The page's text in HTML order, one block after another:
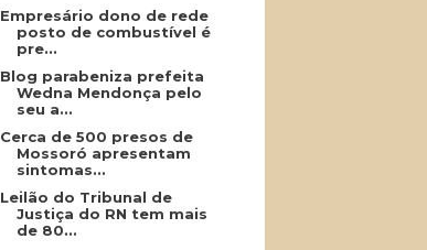
Empresário dono de rede
posto de combustível é
pre...
Blog parabeniza prefeita
Wedna Mendonça pelo
seu a...
Cerca de 500 presos de
Mossoró apresentam
sintomas...
Leilão do Tribunal de
Justiça do RN tem mais
de 80...